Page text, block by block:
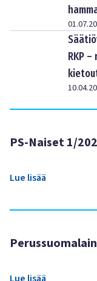
RKP
PS-Naiset 1/
Lue lisää
Lue lisää